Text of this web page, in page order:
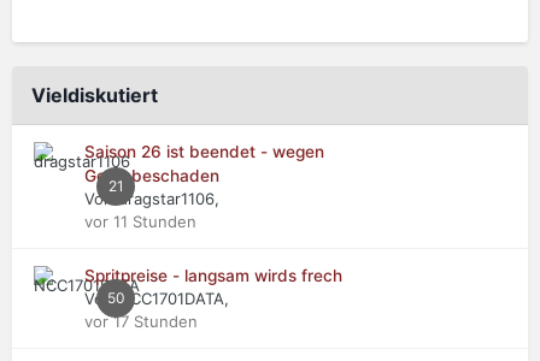
Vieldiskutiert
21
Saison 26 ist beendet - wegen
Getriebeschaden
Von dragstar1106,
vor 11 Stunden
50
Spritpreise - langsam wirds frech
Von NCC1701DATA,
vor 17 Stunden